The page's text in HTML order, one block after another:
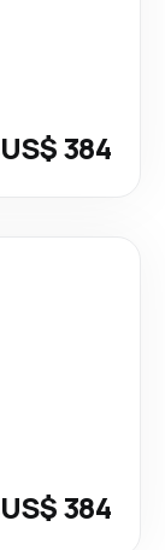
US$ 384
US$ 384